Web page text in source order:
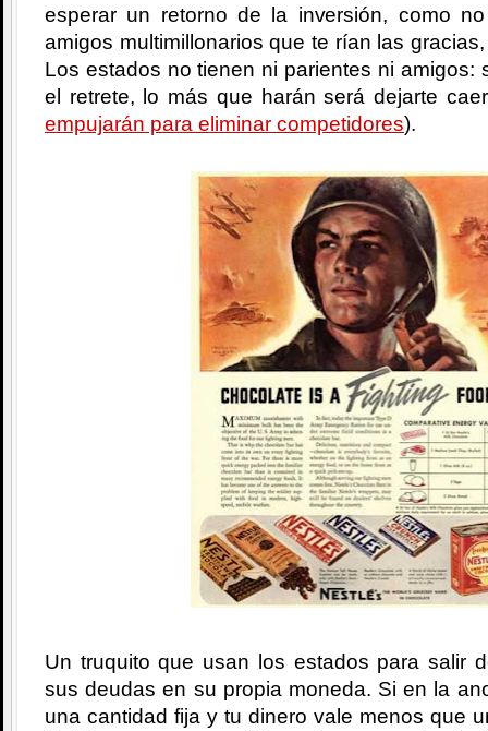
esperar un retorno de la inversión, como
amigos multimillonarios que te rían las
Los estados no tienen ni parientes ni amigos:
el retrete, lo más que harán será dejarte
empujarán para eliminar competidores).
Un truquito que usan los estados para salir
sus deudas en su propia moneda. Si en la
una cantidad fija y tu dinero vale menos que